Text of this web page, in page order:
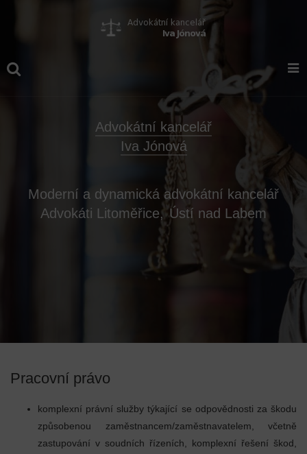
Advokátní kancelář
Iva Jónová
Moderní a dynamická advokátní kancelář
Advokáti Litoměřice, Ústí nad Labem
Pracovní právo
komplexní právní služby týkající se odpovědnosti za škodu
způsobenou zaměstnancem/zaměstnavatelem, včetně
zastupování v soudních řízeních, komplexní řešení škod,